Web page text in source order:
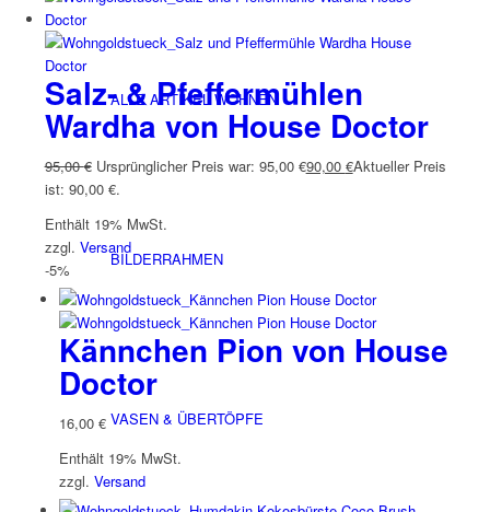
ALLE ARTIKEL WOHNEN
BILDERRAHMEN
VASEN & ÜBERTÖPFE
Salz- & Pfeffermühlen
Wardha von House Doctor
95,00€ Ursprünglicher Preis war: 95,00 €90,00 €Aktueller Preis
ist: 90,00 €.
Enthält 19% MwSt.
zzgl. Versand
-5%
Kännchen Pion von House
Doctor
16,00 €
Enthält 19% MwSt.
zzgl. Versand